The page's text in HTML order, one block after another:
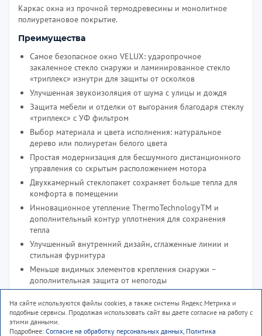
Каркас окна из прочной термодревесины и монолитное
полиуретановое покрытие.
Преимущества
Самое безопасное окно VELUX: ударопрочное
закаленное стекло снаружи и ламинированное стекло
«триплекс» изнутри для защиты от осколков
Улучшенная звукоизоляция от шума с улицы и дождя
Защита мебели и отделки от выгорания благодаря стеклу
«триплекс» с УФ фильтром
Выбор материала и цвета исполнения: натуральное
дерево или полиуретан белого цвета
Простая модернизация для бесшумного дистанционного
управления со скрытым расположением мотора
Двухкамерный стеклопакет сохраняет больше тепла для
комфорта в помещении
Инновационное утепление ThermoTechnologyТМ и
дополнительный контур уплотнения для сохранения
тепла
Улучшенный внутренний дизайн, сглаженные линии и
стильная фурнитура
Меньше видимых элементов крепления снаружи –
дополнительная защита от непогоды
помещения при закрытом окне
Окно легко мыть изнутри помещения, повернув створку
на 180° и зафиксировав задвижкой.
На сайте используются файлы cookies, а также системы Яндекс.Метрика и
подобные сервисы. Продолжая использовать сайт вы даете согласие на работу с
этими данными.
Подробнее: Согласие на обработку персональных данных, Политика